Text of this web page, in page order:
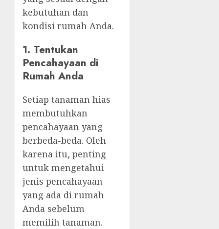
kebutuhan dan
kondisi rumah Anda.
1. Tentukan
Pencahayaan di
Rumah Anda
Setiap tanaman hias
membutuhkan
pencahayaan yang
berbeda-beda. Oleh
karena itu, penting
untuk mengetahui
jenis pencahayaan
yang ada di rumah
Anda sebelum
memilih tanaman.